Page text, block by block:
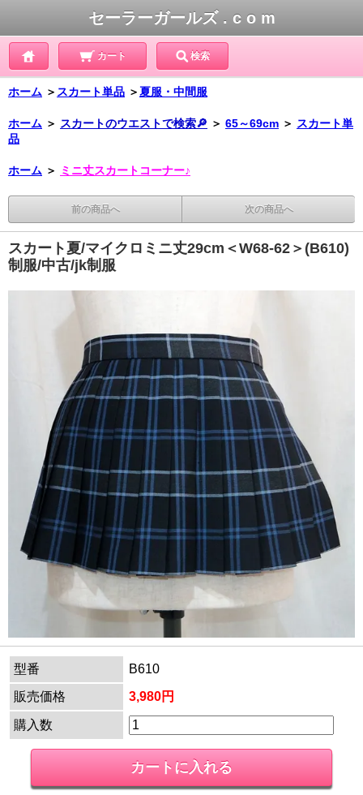
セーラーガールズ . c o m
カート 検索
ホーム ＞ スカート単品 ＞夏服・中間服
ホーム ＞ スカートのウエストで検索🔎 ＞ 65～69cm ＞ スカート単
品
ホーム ＞ ミニ丈スカートコーナー♪
前の商品へ 次の商品へ
スカート夏/マイクロミニ丈29cm＜W68-62＞(B610)
制服/中古/jk制服
型番
B610
販売価格
3,980円
購入数